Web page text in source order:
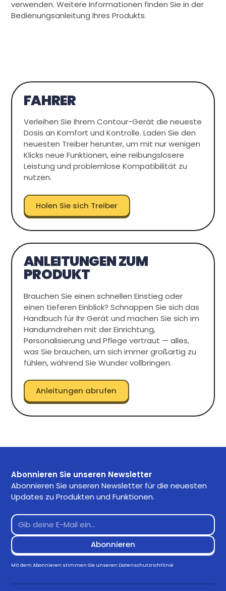
verwenden. Weitere Informationen finden Sie in der
Bedienungsanleitung Ihres Produkts.
FAHRER
Verleihen Sie Ihrem Contour-Gerät die neueste
Dosis an Komfort und Kontrolle. Laden Sie den
neuesten Treiber herunter, um mit nur wenigen
Klicks neue Funktionen, eine reibungslosere
Leistung und problemlose Kompatibilität zu
nutzen.
Holen Sie sich Treiber
ANLEITUNGEN ZUM
PRODUKT
Brauchen Sie einen schnellen Einstieg oder
einen tieferen Einblick? Schnappen Sie sich das
Handbuch für Ihr Gerät und machen Sie sich im
Handumdrehen mit der Einrichtung,
Personalisierung und Pflege vertraut — alles,
was Sie brauchen, um sich immer großartig zu
fühlen, während Sie Wunder vollbringen.
Anleitungen abrufen
Abonnieren Sie unseren Newsletter
Abonnieren Sie unseren Newsletter für die neuesten
Updates zu Produkten und Funktionen.
Mit dem Abonnieren stimmen Sie unseren Datenschutzrichtlinie